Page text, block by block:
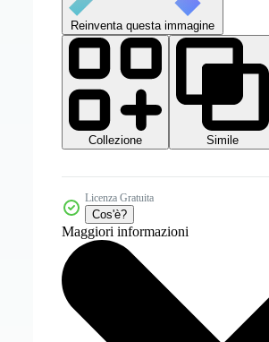
Reinventa questa immagine
Collezione
Simile
Licenza Gratuita
Cos'è?
Maggiori informazioni